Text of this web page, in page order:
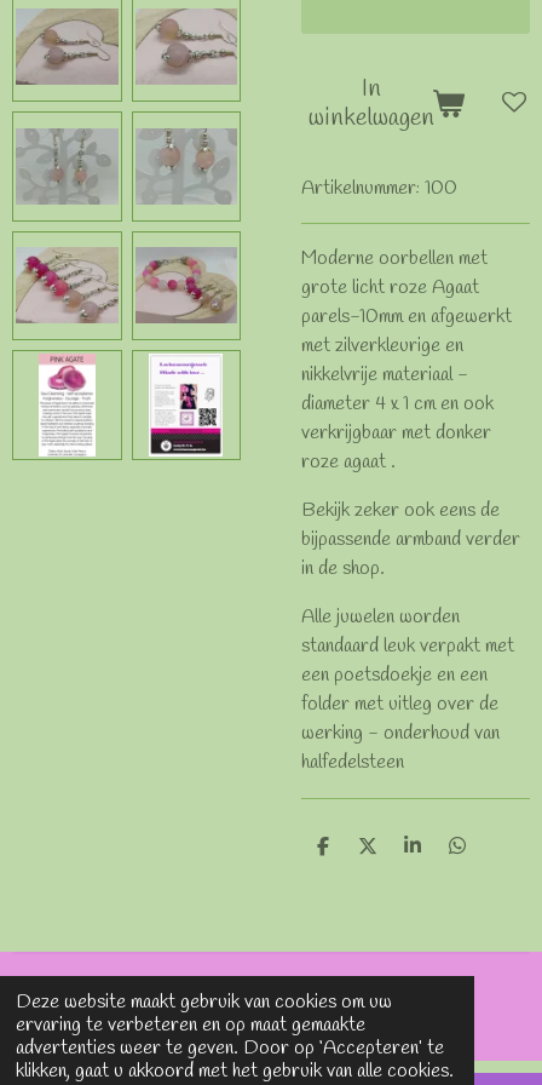
Deze website maakt gebruik van cookies om uw
ervaring te verbeteren en op maat gemaakte
advertenties weer te geven. Door op ‘Accepteren’ te
klikken, gaat u akkoord met het gebruik van alle cookies.
In
winkelwagen
Artikelnummer: 100
Moderne oorbellen met
grote licht roze Agaat
parels-10mm en afgewerkt
met zilverkleurige en
nikkelvrije materiaal -
diameter 4 x 1 cm en ook
verkrijgbaar met donker
roze agaat .
Bekijk zeker ook eens de
bijpassende armband verder
in de shop.
Alle juwelen worden
standaard leuk verpakt met
een poetsdoekje en een
folder met uitleg over de
werking - onderhoud van
halfedelsteen
D
D
S
D
© 2020 - 2026 Lavieenrosesjewels
Powered byJouwWeb